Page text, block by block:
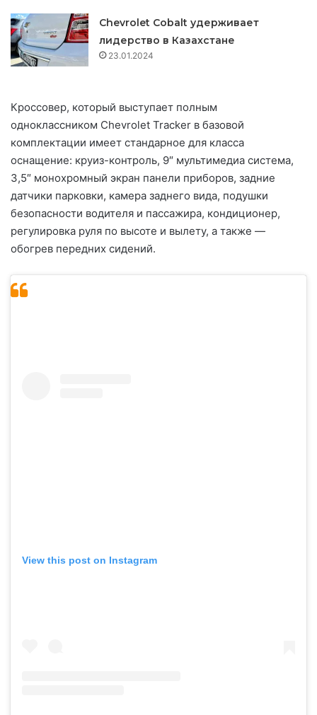
Chevrolet Cobalt удерживает
лидерство в Казахстане
23.01.2024
Кроссовер, который выступает полным
одноклассником Chevrolet Tracker в базовой
комплектации имеет стандарное для класса
оснащение: круиз-контроль, 9″ мультимедиа система,
3,5″ монохромный экран панели приборов, задние
датчики парковки, камера заднего вида, подушки
безопасности водителя и пассажира, кондиционер,
регулировка руля по высоте и вылету, а также —
обогрев передних сидений.
View this post on Instagram